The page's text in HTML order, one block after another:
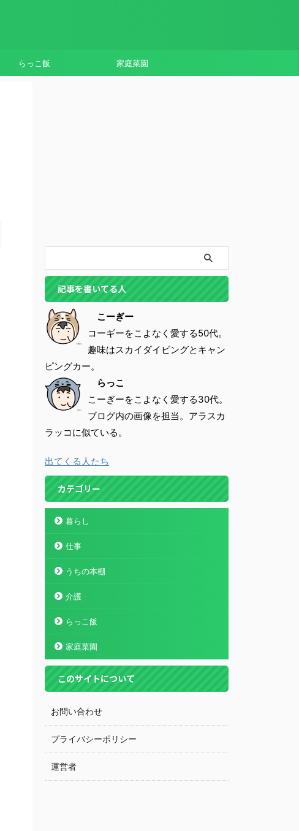
らっこ飯 家庭菜園
記事を書いてる人
こーぎー
コーギーをこよなく愛する50代。
趣味はスカイダイビングとキャン
ピングカー。
らっこ
こーぎーをこよなく愛する30代。
ブログ内の画像を担当。アラスカ
ラッコに似ている。
出てくる人たち
カテゴリー
暮らし
仕事
うちの本棚
介護
らっこ飯
家庭菜園
このサイトについて
お問い合わせ
プライバシーポリシー
運営者